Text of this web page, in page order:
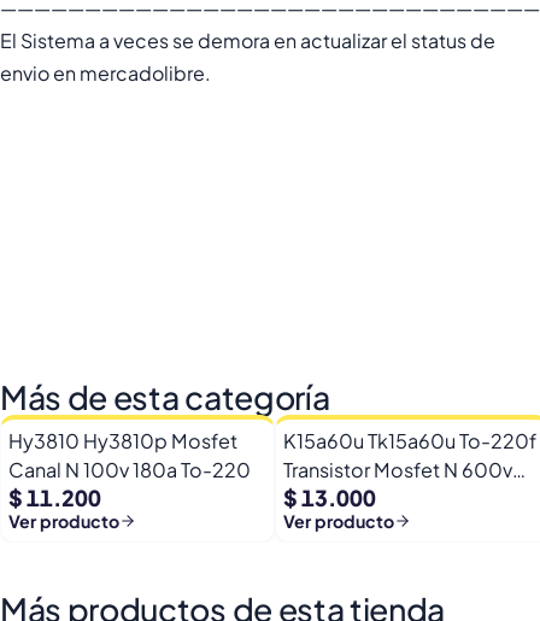
El Sistema a veces se demora en actualizar el status de
envio en mercadolibre.
Más de esta categoría
Hy3810 Hy3810p Mosfet
Canal N 100v 180a To-220
$ 11.200
Ver producto
K15a60u Tk15a60u To-220f
Transistor Mosfet N 600v
15a
$ 13.000
Ver producto
Más productos de esta tienda